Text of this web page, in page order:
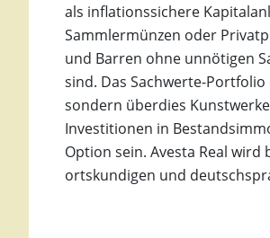
als inflationssichere
Sammlermünzen oder
und Barren ohne unnötigen
sind. Das Sachwerte-
sondern überdies
Investitionen in
Option sein. Avesta Real
ortskundigen und